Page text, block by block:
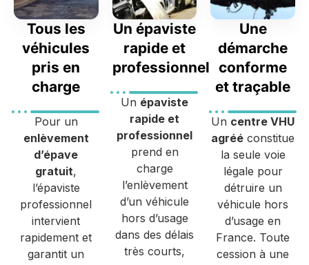
Tous les
véhicules
pris en
charge
Pour un
enlèvement
d’épave
gratuit,
l’épaviste
professionnel
intervient
rapidement et
garantit un
Un épaviste
rapide et
professionnel
Un épaviste
rapide et
professionnel
prend en
charge
l’enlèvement
d’un véhicule
hors d’usage
dans des délais
très courts,
Une
démarche
conforme
et traçable
Un centre VHU
agréé constitue
la seule voie
légale pour
détruire un
véhicule hors
d’usage en
France. Toute
cession à une